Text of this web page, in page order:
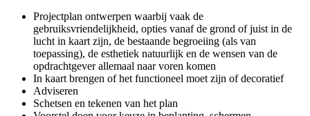
Projectplan ontwerpen waarbij vaak de
gebruiksvriendelijkheid, opties vanaf de grond of juist in de
lucht in kaart zijn, de bestaande begroeiing (als van
toepassing), de esthetiek natuurlijk en de wensen van de
opdrachtgever allemaal naar voren komen
In kaart brengen of het functioneel moet zijn of decoratief
Adviseren
Schetsen en tekenen van het plan